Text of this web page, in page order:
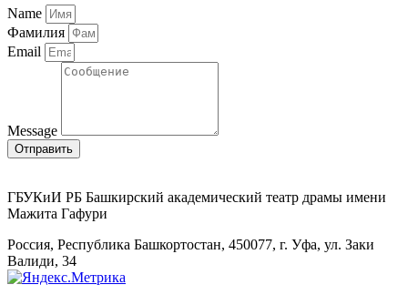
Name
Фамилия
Email
Message
Отправить
ГБУКиИ РБ Башкирский академический театр драмы имени
Мажита Гафури
Россия, Республика Башкортостан, 450077, г. Уфа, ул. Заки
Валиди, 34